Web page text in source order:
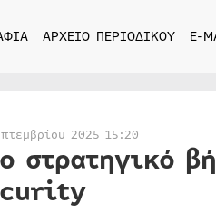
ΑΡΧΕΙΟ ΠΕΡΙΟΔΙΚΟΥ E-
2025 15:20
στρατηγικό